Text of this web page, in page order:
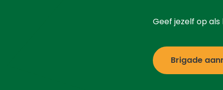
Geef jezelf op
Brigade